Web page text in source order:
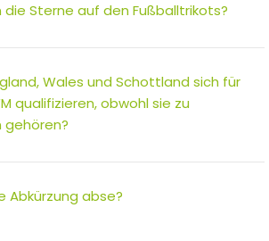
Sterne auf den Fußballtrikots?
Wales und Schottland sich für
qualifizieren, obwohl sie zu
gehören?
Abkürzung abse?